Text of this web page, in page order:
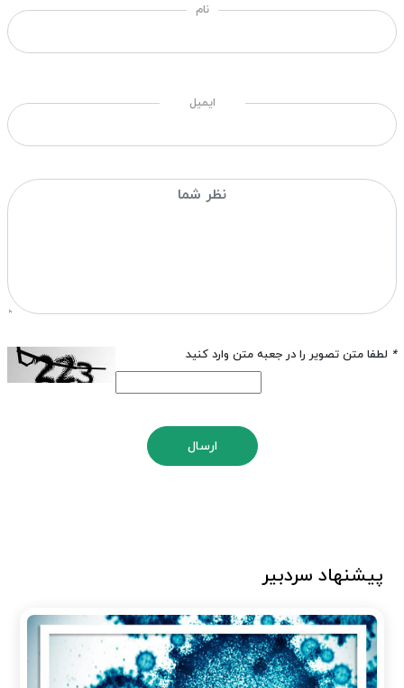
نام
ایمیل
* لطفا متن تصویر را در جعبه متن وارد کنید
ارسال
پیشنهاد سردبیر